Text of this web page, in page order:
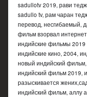
sadullotv 2019, рави
sadullo tv, рам чаран
перевод, несгибаемый,
фильм взорвал
индийские фильмы 2019
индийские кино, 2004,
новый индийский
индийский фильм 2019,
разыскивается
индийский фильм, аллу